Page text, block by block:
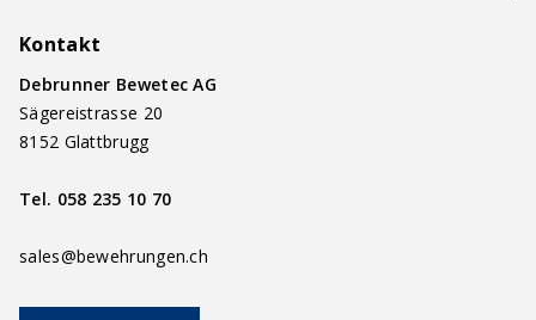
Kontakt
Debrunner Bewetec AG
Sägereistrasse 20
8152 Glattbrugg
Tel. 058 235 10 70
sales@bewehrungen.ch